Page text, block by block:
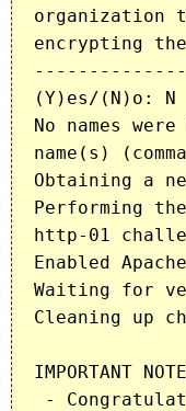
organization
encrypting
(Y)es/(N)o: N
No names
name(s)
Obtaining a
Performing
http-01
Enabled
Waiting for
Cleaning up
IMPORTANT
-